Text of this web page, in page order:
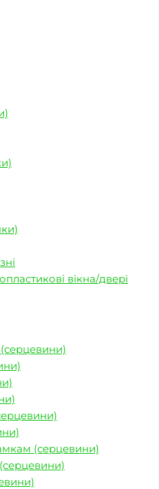
вікна/двері
(серцевини)